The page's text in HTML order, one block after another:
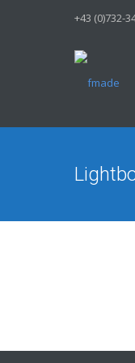
+43 (0)732-